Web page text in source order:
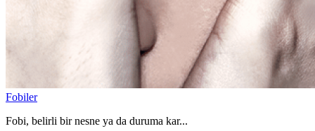
Fobiler
Fobi, belirli bir nesne ya da duruma kar...